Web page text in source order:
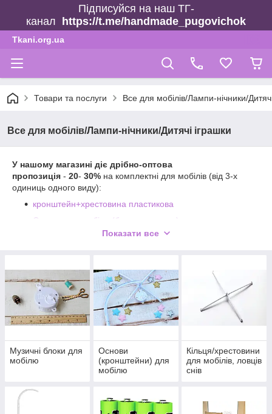
Підписуйся на наш ТГ-
канал
https://t.me/handmade_pugovichok
Tkani.org.ua
Товари та послуги Все для мобілів/Лампи-нічники/
Все для мобілів/Лампи-нічники/Дитячі іграшки
У нашому магазині діє дрібно-оптова
пропозиція - 20- 30% на комплектні для мобілів (від 3-х
одиниць одного виду):
кронштейн+хрестовина пластикова
Основа для мобіля (без хрестовини)
Блок на батарейках (35 мелодій)
Хрестовина
Шукайте їх у розділі
« Все для мобілів»
, Додайте до смітника
від 3-х одиниць одного виду і знижка в кошику буде
перерахована автоматично!
Показати все
Музичні блоки для
мобілю
Основи
(кронштейни) для
мобілю
Кільця/хрестовини
для мобілів, ловців
снів